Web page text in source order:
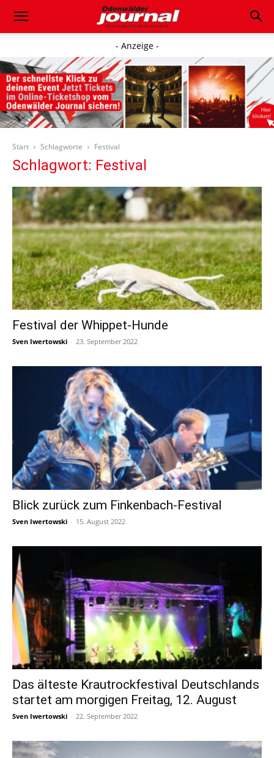
- Anzeige -
Start Schlagworte Festival
Schlagwort: Festival
Festival der Whippet-Hunde
Sven Iwertowski - 23. September 2022
Blick zurück zum Finkenbach-Festival
Sven Iwertowski - 15. August 2022
Das älteste Krautrockfestival Deutschlands
startet am morgigen Freitag, 12. August
Sven Iwertowski - 22. September 2022